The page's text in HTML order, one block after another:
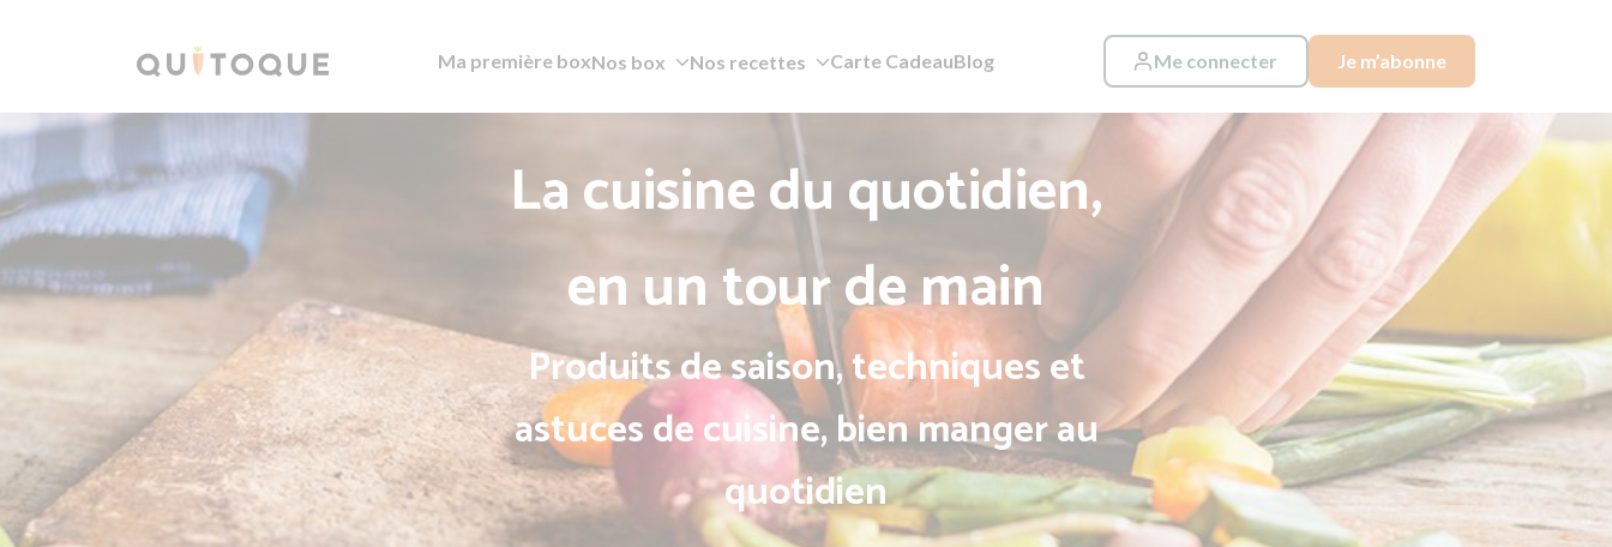
Ma première boxNos box Nos recettes Carte CadeauBlog Me connecter Je m’abonne
La cuisine du quotidien,
en un tour de main
Produits de saison, techniques et
astuces de cuisine, bien manger au
quotidien